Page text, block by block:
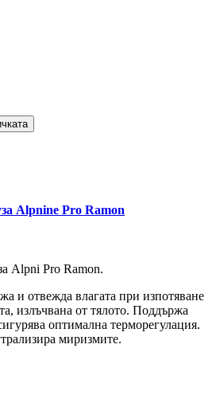
Alpnine Pro Ramon
Alpni Pro Ramon.
и отвежда влагата при изпотявaне
излъчвана от тялото. Поддържа
оптимална терморегулация.
миризмите.